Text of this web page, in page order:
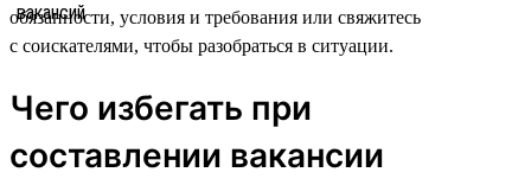
обязанности, условия и требования или свяжитесь
с соискателями, чтобы разобраться в ситуации.
Чего избегать при
составлении вакансии